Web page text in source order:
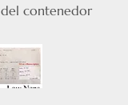
contenedor